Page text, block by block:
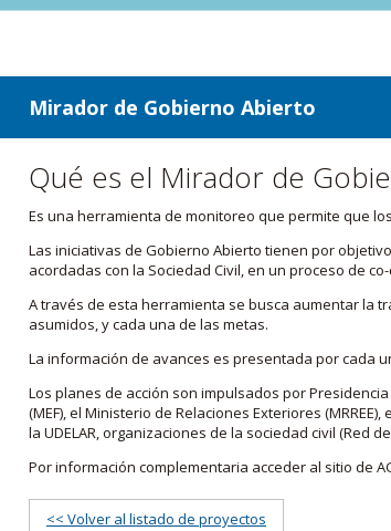
ir a contenido
ir al menú
Mirador de Gobierno Abierto
Qué es el Mirador de
Es una herramienta de monitoreo que permite que
Las iniciativas de Gobierno Abierto tienen por
acordadas con la Sociedad Civil, en un proceso de
A través de esta herramienta se busca aumentar la
asumidos, y cada una de las metas.
La información de avances es presentada por cada
Los planes de acción son impulsados por
(MEF), el Ministerio de Relaciones Exteriores
la UDELAR, organizaciones de la sociedad civil (Red
Por información complementaria acceder al sitio de
<< Volver al listado de proyectos